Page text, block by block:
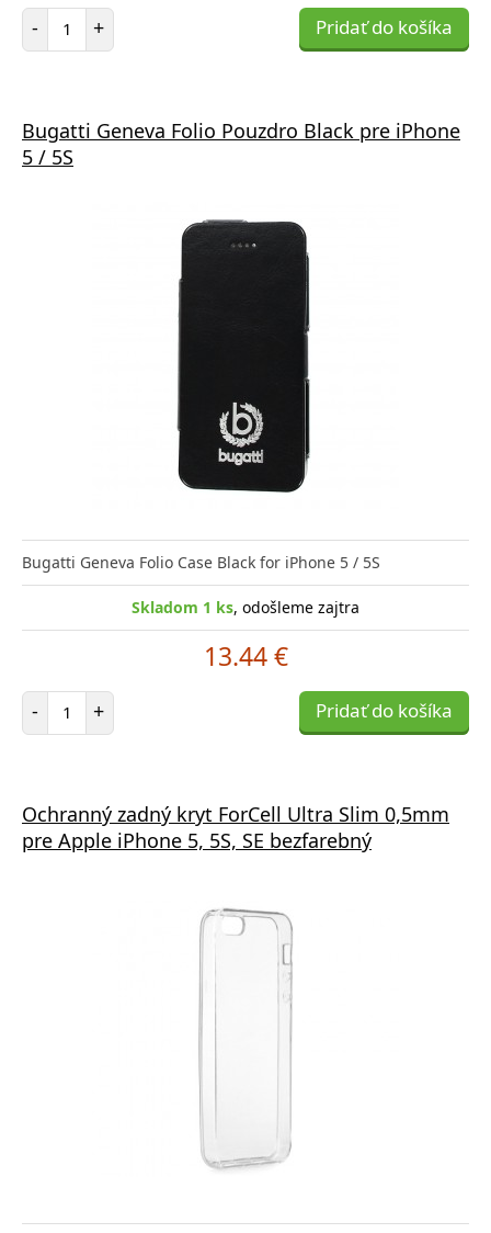
- Počet položiek
+ Pridať do košíka
Bugatti Geneva Folio Pouzdro Black pre iPhone
5 / 5S
Bugatti Geneva Folio Case Black for iPhone 5 / 5S
Skladom 1 ks, odošleme zajtra
13.44 €
- Počet položiek
+ Pridať do košíka
Ochranný zadný kryt ForCell Ultra Slim 0,5mm
pre Apple iPhone 5, 5S, SE bezfarebný